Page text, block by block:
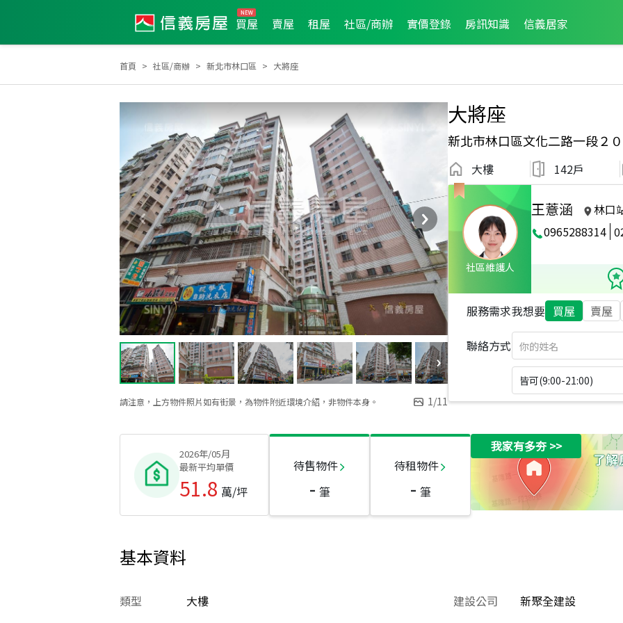
買屋 賣屋 租屋 社區/商辦 實價登錄 房訊知識 信義居家
首頁 社區/商辦 新北市林口區 大將座
請注意，上方物件照片如有街景，為物件附近環境介紹，非物件本身。 1/11
大將座
新北市林口區文化二路一段２
大樓 142戶
社區維護人
王薏涵
林口
0965288314
2026年2月區業績TOP2 2026年2月區成件TOP1 2025年11月區成件TOP1 2026年2月龍虎榜
服務需求我想要 買屋 賣屋
聯絡方式
皆可(9:00-21:00)
2026年/05月
最新平均單價
51.8 萬/坪
待售物件
- 筆
待租物件
- 筆
我家有多夯>>
基本資料
類型 大樓 建設公司 新聚全建設